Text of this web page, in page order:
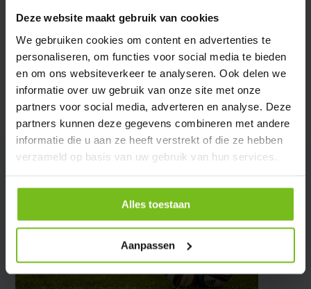
Deze website maakt gebruik van cookies
We gebruiken cookies om content en advertenties te
personaliseren, om functies voor social media te bieden
en om ons websiteverkeer te analyseren. Ook delen we
informatie over uw gebruik van onze site met onze
partners voor social media, adverteren en analyse. Deze
partners kunnen deze gegevens combineren met andere
informatie die u aan ze heeft verstrekt of die ze hebben
verzameld op basis van uw gebruik van hun services.
Alles toestaan
Aanpassen
Specificaties
Reviews
Delen